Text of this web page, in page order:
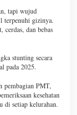
tapi wujud
terpenuhi gizinya.
cerdas, dan bebas
stunting secara
pada 2025.
pembagian PMT,
kesehatan
di setiap kelurahan.